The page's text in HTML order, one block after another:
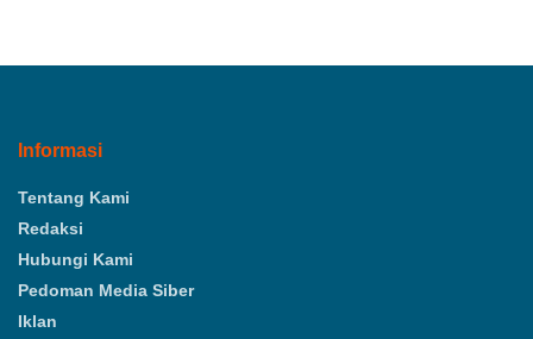
Informasi
Tentang Kami
Redaksi
Hubungi Kami
Pedoman Media Siber
Iklan